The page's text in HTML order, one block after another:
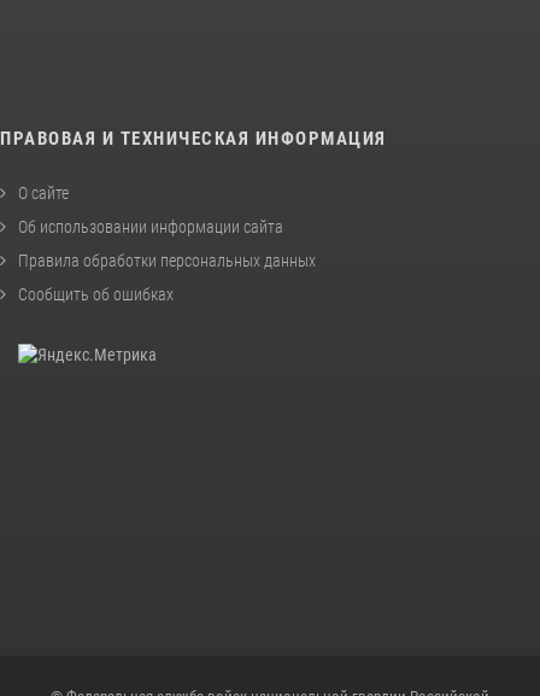
ПРАВОВАЯ И ТЕХНИЧЕСКАЯ ИНФОРМАЦИЯ
О сайте
Об использовании информации сайта
Правила обработки персональных данных
Сообщить об ошибках